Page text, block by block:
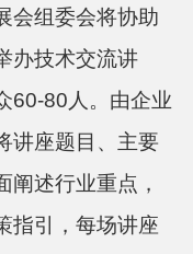
会组委会将协助
办技术交流讲
60-80 ⼈ 。由企业
讲座题⽬ 、主要
阐述⾏业重点，
指引，每场讲座